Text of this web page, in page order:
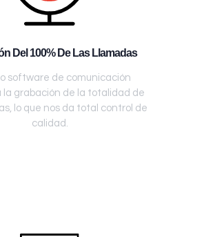
Del 100% De Las Llamadas
software de comunicación
grabación de la totalidad de
lo que nos da total control de
calidad.